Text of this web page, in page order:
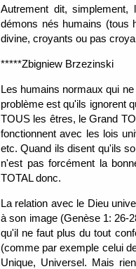
Autrement dit,
démons nés humains (tous
divine, croyants ou pas
*****Zbigniew Brzezinski
Les humains normaux qui
problème est qu'ils ignorent
TOUS les êtres, le Grand
fonctionnent avec les lois
etc. Quand ils disent qu'ils
n'est pas forcément la
TOTAL donc.
La relation avec le Dieu
à son image (Genèse 1: 26-
qu'il ne faut plus du tout
(comme par exemple celui
Unique, Universel. Mais